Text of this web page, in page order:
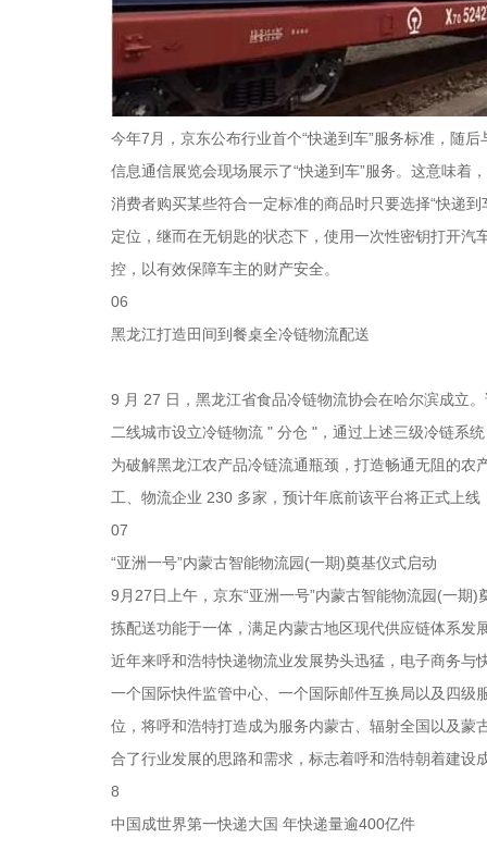
今年7月，京东公布行业首个“快递到车”服务标准，随
信息通信展览会现场展示了“快递到车”服务。这意味
消费者购买某些符合一定标准的商品时只要选择“快递
定位，继而在无钥匙的状态下，使用一次性密钥打开
控，以有效保障车主的财产安全。
06
黑龙江打造田间到餐桌全冷链物流配送
9 月 27 日，黑龙江省食品冷链物流协会在哈尔滨成立
二线城市设立冷链物流 " 分仓 "，通过上述三级冷链系
为破解黑龙江农产品冷链流通瓶颈，打造畅通无阻的
工、物流企业 230 多家，预计年底前该平台将正式上
07
“亚洲一号”内蒙古智能物流园(一期)奠基仪式启动
9月27日上午，京东“亚洲一号”内蒙古智能物流园(一
拣配送功能于一体，满足内蒙古地区现代供应链体系发
近年来呼和浩特快递物流业发展势头迅猛，电子商务
一个国际快件监管中心、一个国际邮件互换局以及四
位，将呼和浩特打造成为服务内蒙古、辐射全国以及蒙
合了行业发展的思路和需求，标志着呼和浩特朝着建
8
中国成世界第一快递大国 年快递量逾400亿件